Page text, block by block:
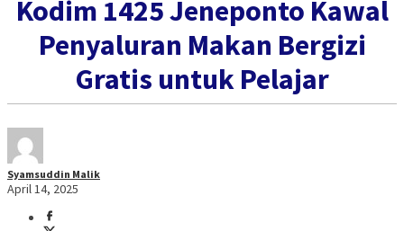
Kodim 1425 Jeneponto Kawal
Penyaluran Makan Bergizi
Gratis untuk Pelajar
Syamsuddin Malik
April 14, 2025